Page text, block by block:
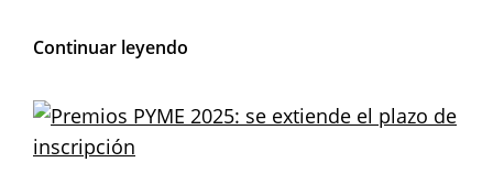
Continuar leyendo
el
saldo